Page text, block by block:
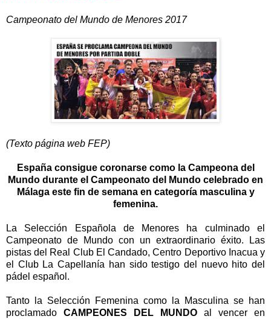
Campeonato del Mundo de Menores 2017
(Texto página web FEP)
España consigue coronarse como la Campeona del
Mundo durante el Campeonato del Mundo celebrado en
Málaga este fin de semana en categoría masculina y
femenina.
La Selección Española de Menores ha culminado el
Campeonato de Mundo con un extraordinario éxito. Las
pistas del Real Club El Candado, Centro Deportivo Inacua y
el Club La Capellanía han sido testigo del nuevo hito del
pádel español.
Tanto la Selección Femenina como la Masculina se han
proclamado CAMPEONES DEL MUNDO al vencer en